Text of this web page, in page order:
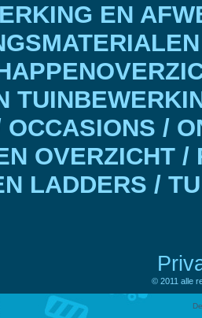
EN
OCCASIONS /
OVERZICHT
LADDERS /
© 2011 alle